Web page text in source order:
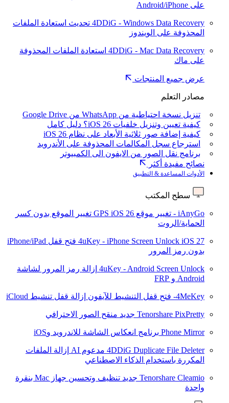
على Android/iPhone
4DDiG - Windows Data Recovery تحديث استعادة الملفات
المحذوفة على الويندوز
4DDiG - Mac Data Recovery استعادة الملفات المحذوفة
على ماك
عرض جميع المنتجات
مصادر التعلم
تنزيل نسخة احتياطية من WhatsApp من Google Drive
كيفية تعيين وتنزيل خلفيات iOS 26؟ دليل كامل
كيفية إضافة صور ثلاثية الأبعاد على نظام iOS 26
استرجاع سجل المكالمات المحذوفة على الأندرويد
برنامج نقل الصور من الايفون الى الكمبيوتر
نصائح مفيدة أكثر
الأدوات المساعدة & التطبيق
سطح المكتب
iAnyGo - تغيير موقع GPS iOS 26
تغيير الموقع بدون كسر
الحماية/الروت
4uKey - iPhone Screen Unlock iOS 27
فتح قفل iPhone/iPad
بدون رمز المرور
4uKey - Android Screen Unlock إزالة رمز المرور لشاشة
Android و FRP
4MeKey- فتح قفل التنشيط للآيفون إزالة قفل تنشيط iCloud
Tenorshare PixPretty جديد منقح الصور الاحترافي
Phone Mirror برنامج انعكاس الشاشة للاندرويد وiOS
4DDiG Duplicate File Deleter مدعوم AI
إزالة الملفات
المكررة باستخدام الذكاء الاصطناعي
Tenorshare Cleamio جديد
تنظيف وتحسين جهاز Mac بنقرة
واحدة